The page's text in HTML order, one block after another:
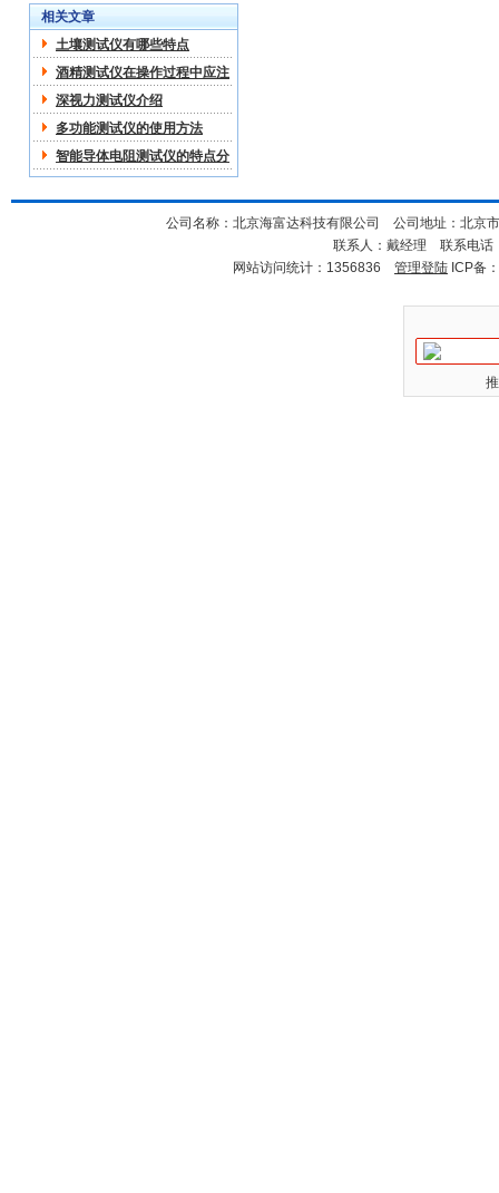
相关文章
土壤测试仪有哪些特点
酒精测试仪在操作过程中应注
意哪些
深视力测试仪介绍
多功能测试仪的使用方法
智能导体电阻测试仪的特点分
析
公司名称：北京海富达科技有限公司 公司地址：北京
联系人：戴经理 联系电
网站访问统计：1356836 管理登陆 ICP备：